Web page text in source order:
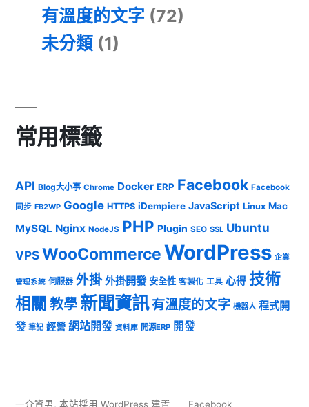
有溫度的文字 (72)
未分類 (1)
常用標籤
API Blog大小事 Chrome Docker ERP Facebook Facebook
同步 FB2WP Google HTTPS iDempiere JavaScript Linux Mac
MySQL Nginx NodeJS PHP Plugin SEO SSL Ubuntu
VPSWooCommerceWordPress 企業
管理系統 伺服器 外掛 外掛開發 安全性 客製化 工具 心得 技術
相關 教學 新聞資訊有溫度的文字 機器人 程式開
發 筆記 經營 網站開發 資料庫 開源ERP 開發
一介資男, 本站採用 WordPress 建置 Facebook